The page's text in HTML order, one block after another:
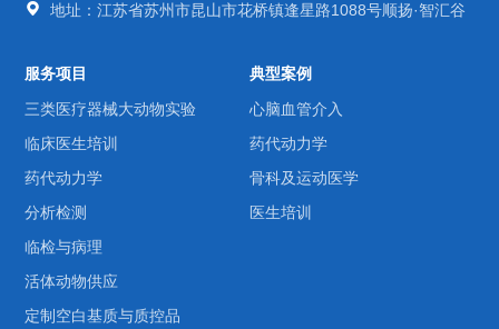
地址：江苏省苏州市昆山市花桥镇逢星路1088号顺扬·智汇谷
服务项目
三类医疗器械大动物实验
临床医生培训
药代动力学
分析检测
临检与病理
活体动物供应
定制空白基质与质控品
典型案例
心脑血管介入
药代动力学
骨科及运动医学
医生培训